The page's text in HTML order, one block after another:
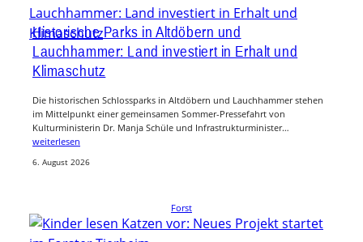
Historische Parks in Altdöbern und
Lauchhammer: Land investiert in Erhalt und
Klimaschutz
Die historischen Schlossparks in Altdöbern und Lauchhammer stehen
im Mittelpunkt einer gemeinsamen Sommer-Pressefahrt von
Kulturministerin Dr. Manja Schüle und Infrastrukturminister…
weiterlesen
6. August 2026
Forst